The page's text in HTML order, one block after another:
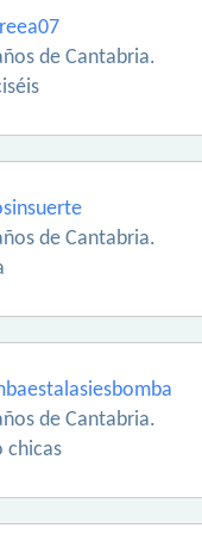
de Cantabria.
de Cantabria.
de Cantabria.
chicas